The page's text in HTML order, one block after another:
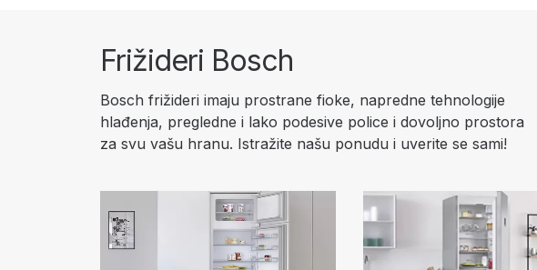
Frižideri Bosch
Bosch frižideri imaju prostrane fioke, napredne tehnologije
hlađenja, pregledne i lako podesive police i dovoljno prostora
za svu vašu hranu. Istražite našu ponudu i uverite se sami!